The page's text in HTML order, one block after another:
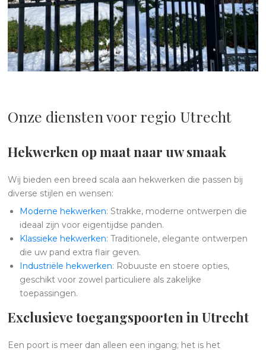
Onze diensten voor regio Utrecht
Hekwerken op maat naar uw smaak
Wij bieden een breed scala aan hekwerken die passen bij
diverse stijlen en wensen:
Moderne hekwerken: Strakke, moderne ontwerpen die
ideaal zijn voor eigentijdse panden.
Klassieke hekwerken: Traditionele, elegante ontwerpen
die uw pand extra flair geven.
Industriële hekwerken: Robuuste en stoere opties,
geschikt voor zowel particuliere als zakelijke
toepassingen.
Exclusieve toegangspoorten in Utrecht
Een poort is meer dan alleen een ingang; het is het